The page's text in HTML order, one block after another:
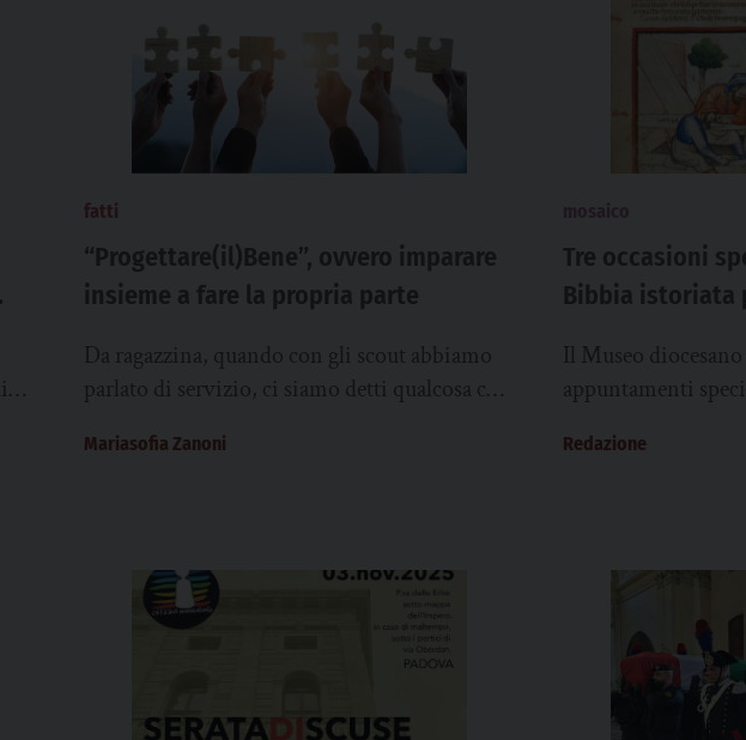
fatti
“Progettare(il)Bene”, ovvero imparare
insieme a fare la propria parte
Da ragazzina, quando con gli scout abbiamo
parlato di servizio, ci siamo detti qualcosa che
volontariato...
Mariasofia Zanoni
Tre occasioni
Bibbia istoriata
Il Museo
appuntamenti
Padovana. La città
Redazione